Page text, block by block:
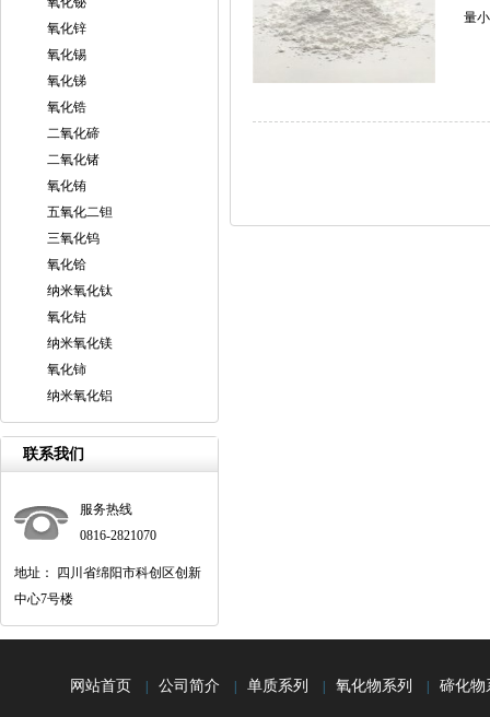
氧化锌
氧化锡
氧化锑
氧化锆
二氧化碲
二氧化锗
氧化铕
五氧化二钽
三氧化钨
氧化铪
纳米氧化钛
氧化钴
纳米氧化镁
氧化铈
纳米氧化铝
联系我们
服务热线
0816-2821070
地址： 四川省绵阳市科创区创新
中心7号楼
量
网站首页 公司简介 单质系列 氧化物系列 碲化物